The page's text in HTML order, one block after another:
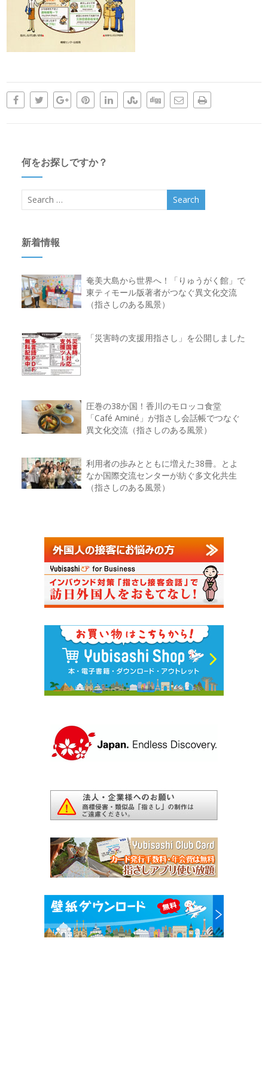
何をお探しですか？
新着情報
奄美大島から世界へ！「りゅうがく館」で
東ティモール版著者がつなぐ異文化交流
（指さしのある風景）
「災害時の支援用指さし」を公開しました
圧巻の38か国！香川のモロッコ食堂
「Café Aminé」が指さし会話帳でつなぐ
異文化交流（指さしのある風景）
利用者の歩みとともに増えた38冊。とよ
なか国際交流センターが紡ぐ多文化共生
（指さしのある風景）